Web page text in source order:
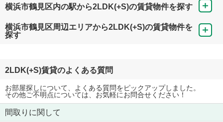
横浜市鶴見区内の駅から2LDK(+S)の賃貸物件を探す
横浜市鶴見区周辺エリアから2LDK(+S)の賃貸物件を
探す
2LDK(+S)賃貸のよくある質問
お部屋探しについて、よくある質問をピックアップしました。
その他ご不明点については、お気軽にお問合せください！
間取りに関して